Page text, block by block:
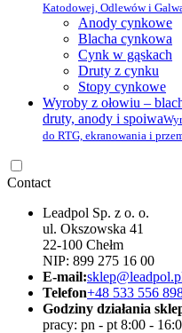
Katodowej, Odlewów i
Anody cynkowe
Blacha cynkowa
Cynk w gąskach
Druty z cynku
Stopy cynkowe
Wyroby z ołowiu –
druty, anody i spoiwa
do RTG, ekranowania i
Contact
Leadpol Sp. z o. o.
ul. Okszowska 41
22-100 Chełm
NIP: 899 275 16 00
E-mail:
Telefon+48 533 556
Godziny działania
pracy: pn - pt 8:00 -